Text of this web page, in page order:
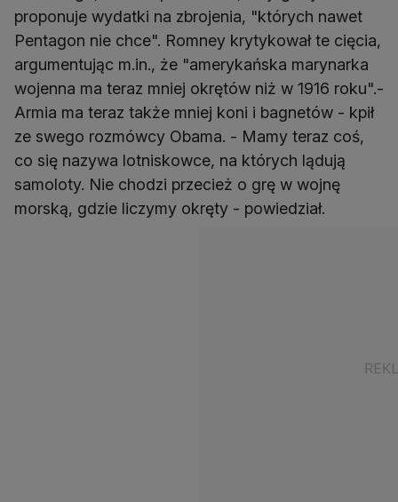
proponuje wydatki na zbrojenia, "których nawet
Pentagon nie chce". Romney krytykował te cięcia,
argumentując m.in., że "amerykańska marynarka
wojenna ma teraz mniej okrętów niż w 1916 roku".-
Armia ma teraz także mniej koni i bagnetów - kpił
ze swego rozmówcy Obama. - Mamy teraz coś,
co się nazywa lotniskowce, na których lądują
samoloty. Nie chodzi przecież o grę w wojnę
morską, gdzie liczymy okręty - powiedział.